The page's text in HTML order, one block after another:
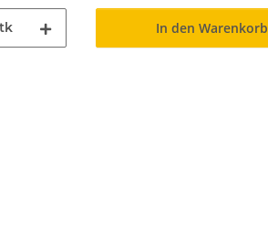
In den Warenkorb